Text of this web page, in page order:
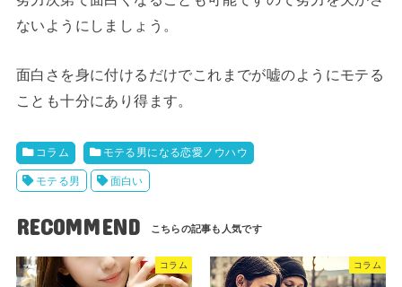
ないようにしましょう。
面白さを身に付けるだけでこれまでが嘘のようにモテる
ことも十分にあり得ます。
コラム モテる男になる恋愛ノウハウ
モテる男 面白い
RECOMMEND
コラム コラム